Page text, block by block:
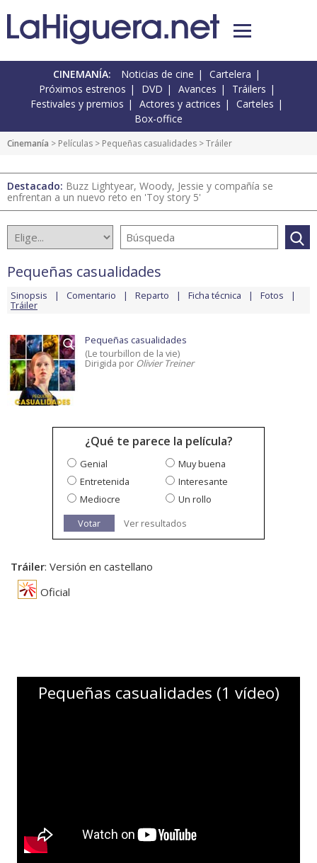
CINEMANÍA: Noticias de cine
Cartelera
Próximos estrenos
DVD Avances
Tráilers
Festivales y premios
Actores y actrices
Carteles
Box-office
Cinemanía > Películas > Pequeñas casualidades > Tráiler
Destacado: Buzz Lightyear, Woody, Jessie y compañía se
enfrentan a un nuevo reto en 'Toy story 5'
Pequeñas casualidades
Sinopsis Comentario Reparto Ficha técnica Fotos
Tráiler
Pequeñas casualidades
(Le tourbillon de la vie)
Dirigida por Olivier Treiner
¿Qué te parece la película?
Genial
Muy buena
Entretenida
Interesante
Mediocre
Un rollo
Votar
Ver resultados
Tráiler: Versión en castellano
Oficial
Pequeñas casualidades (1 vídeo)